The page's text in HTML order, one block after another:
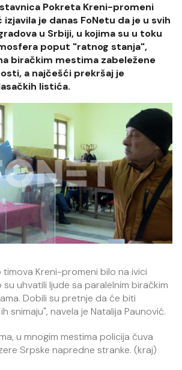
Pokreta Kreni-promeni
izjavila je danas FoNetu da je u svih
u Srbiji, u kojima su u toku
poput "ratnog stanja",
biračkim mestima zabeležene
a najčešći prekršaj je
listića.
timova Kreni-promeni bilo na ivici
uhvatili ljude sa paralelnim biračkim
Dobili su pretnje da će biti
snimaju", navela je Natalija Paunović.
u mnogim mestima policija čuva
Srpske napredne stranke. (kraj)